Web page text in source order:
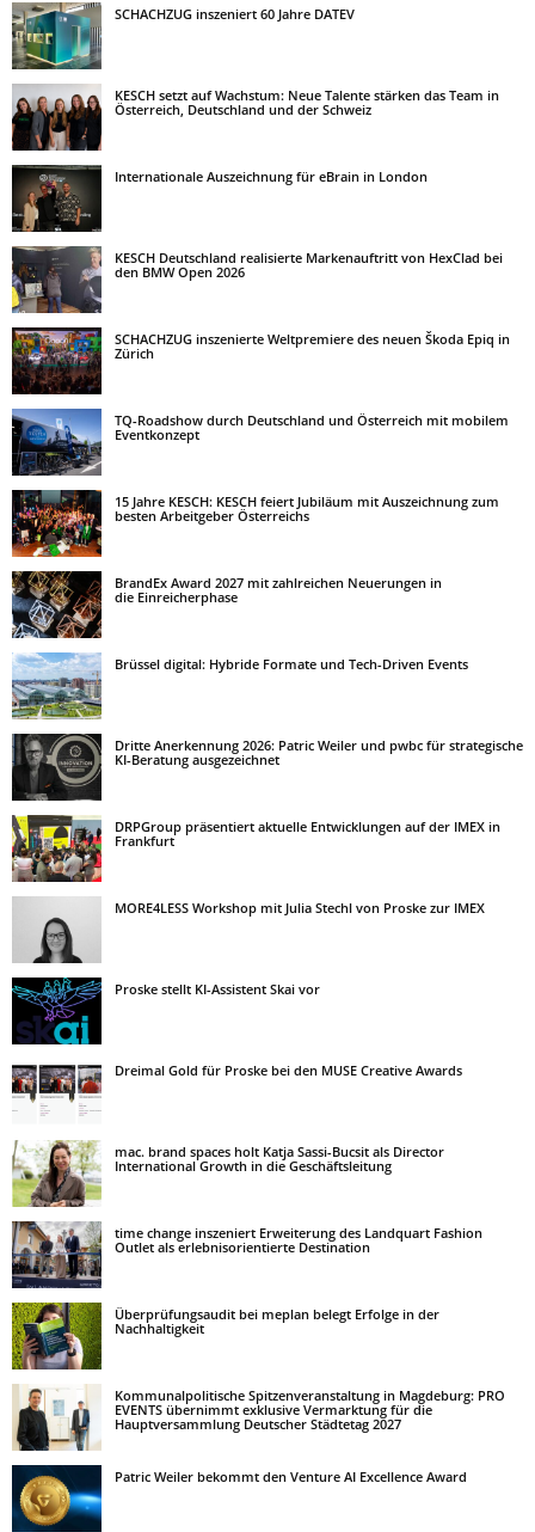
SCHACHZUG inszeniert 60 Jahre DATEV
KESCH setzt auf Wachstum: Neue Talente stärken das Team in
Österreich, Deutschland und der Schweiz
Internationale Auszeichnung für eBrain in London
KESCH Deutschland realisierte Markenauftritt von HexClad bei
den BMW Open 2026
SCHACHZUG inszenierte Weltpremiere des neuen Škoda Epiq in
Zürich
TQ-Roadshow durch Deutschland und Österreich mit mobilem
Eventkonzept
15 Jahre KESCH: KESCH feiert Jubiläum mit Auszeichnung zum
besten Arbeitgeber Österreichs
BrandEx Award 2027 mit zahlreichen Neuerungen in
die Einreicherphase
Brüssel digital: Hybride Formate und Tech-Driven Events
Dritte Anerkennung 2026: Patric Weiler und pwbc für strategische
KI-Beratung ausgezeichnet
DRPGroup präsentiert aktuelle Entwicklungen auf der IMEX in
Frankfurt
MORE4LESS Workshop mit Julia Stechl von Proske zur IMEX
Proske stellt KI-Assistent Skai vor
Dreimal Gold für Proske bei den MUSE Creative Awards
mac. brand spaces holt Katja Sassi-Bucsit als Director
International Growth in die Geschäftsleitung
time change inszeniert Erweiterung des Landquart Fashion
Outlet als erlebnisorientierte Destination
Überprüfungsaudit bei meplan belegt Erfolge in der
Nachhaltigkeit
Kommunalpolitische Spitzenveranstaltung in Magdeburg: PRO
EVENTS übernimmt exklusive Vermarktung für die
Hauptversammlung Deutscher Städtetag 2027
Patric Weiler bekommt den Venture AI Excellence Award